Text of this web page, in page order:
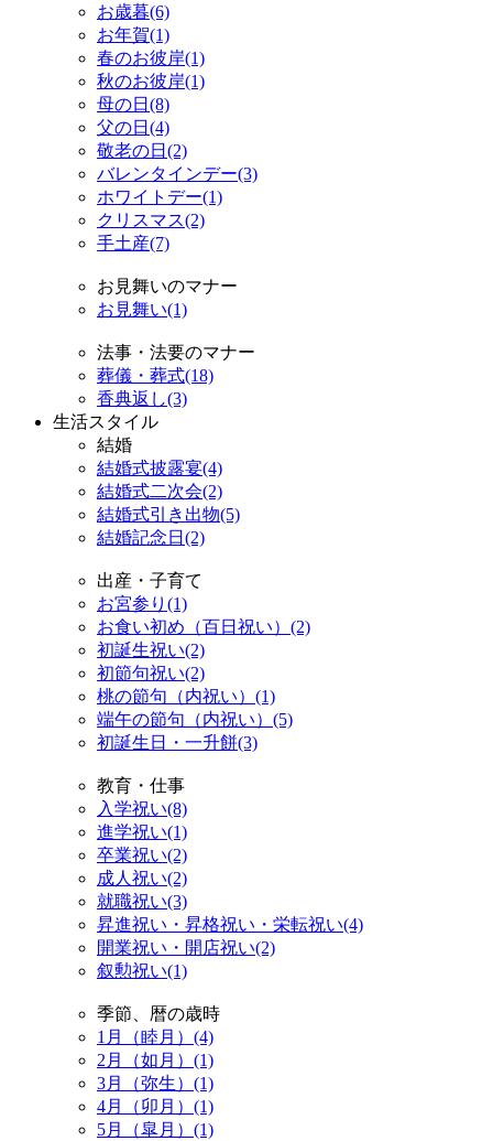
お歳暮(6)
お年賀(1)
春のお彼岸(1)
秋のお彼岸(1)
母の日(8)
父の日(4)
敬老の日(2)
バレンタインデー(3)
ホワイトデー(1)
クリスマス(2)
手土産(7)
お見舞いのマナー
お見舞い(1)
法事・法要のマナー
葬儀・葬式(18)
香典返し(3)
生活スタイル
結婚
結婚式披露宴(4)
結婚式二次会(2)
結婚式引き出物(5)
結婚記念日(2)
出産・子育て
お宮参り(1)
お食い初め（百日祝い）(2)
初誕生祝い(2)
初節句祝い(2)
桃の節句（内祝い）(1)
端午の節句（内祝い）(5)
初誕生日・一升餅(3)
教育・仕事
入学祝い(8)
進学祝い(1)
卒業祝い(2)
成人祝い(2)
就職祝い(3)
昇進祝い・昇格祝い・栄転祝い(4)
開業祝い・開店祝い(2)
叙勲祝い(1)
季節、暦の歳時
1月（睦月）(4)
2月（如月）(1)
3月（弥生）(1)
4月（卯月）(1)
5月（皐月）(1)